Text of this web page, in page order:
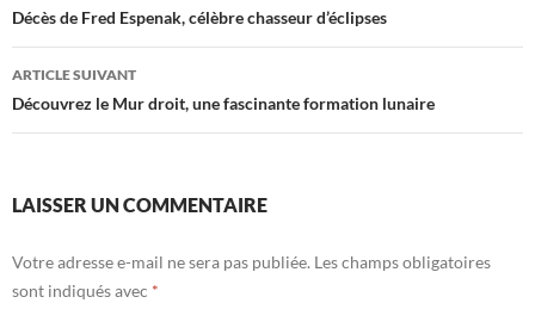
des
articles
Décès de Fred Espenak, célèbre chasseur d’éclipses
ARTICLE SUIVANT
Découvrez le Mur droit, une fascinante formation lunaire
LAISSER UN COMMENTAIRE
Votre adresse e-mail ne sera pas publiée. Les champs obligatoires
sont indiqués avec *